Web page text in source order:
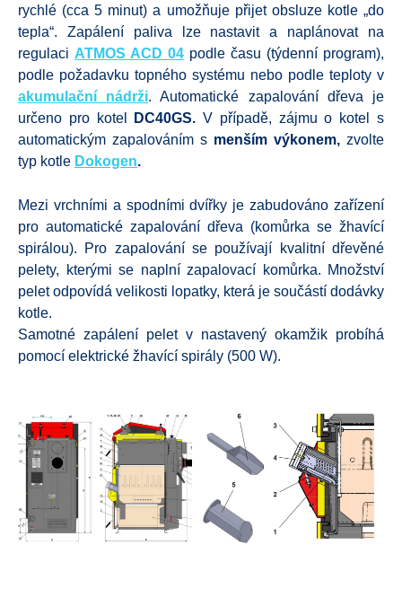
rychlé (cca 5 minut) a umožňuje přijet obsluze kotle „do
tepla“. Zapálení paliva lze nastavit a naplánovat na
regulaci ATMOS ACD 04 podle času (týdenní program),
podle požadavku topného systému nebo podle teploty v
akumulační nádrži. Automatické zapalování dřeva je
určeno pro kotel
DC40GS.V případě, zájmu o kotel s
automatickým zapalováním s menším výkonem, zvolte
typ kotle Dokogen.
Mezi vrchními a spodními dvířky je zabudováno zařízení
pro automatické zapalování dřeva (komůrka se žhavící
spirálou). Pro zapalování se používají kvalitní dřevěné
pelety, kterými se naplní zapalovací komůrka. Množství
pelet odpovídá velikosti lopatky, která je součástí dodávky
kotle.
Samotné zapálení pelet v nastavený okamžik probíhá
pomocí elektrické žhavící spirály (500 W).